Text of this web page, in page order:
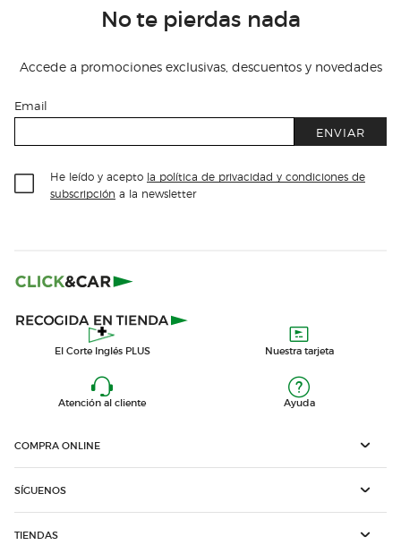
No te pierdas nada
Accede a promociones exclusivas, descuentos y novedades
Email
ENVIAR
He leído y acepto la política de privacidad y condiciones de
subscripción a la newsletter
El Corte Inglés PLUS Nuestra tarjeta
Atención al cliente Ayuda
COMPRA ONLINE
SÍGUENOS
TIENDAS